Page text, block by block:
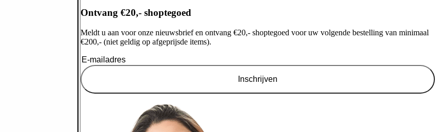
Ontvang €20,- shoptegoed
Meldt u aan voor onze nieuwsbrief en ontvang €20,- shoptegoed voor uw volgende bestelling van minimaal
€200,- (niet geldig op afgeprijsde items).
Inschrijven